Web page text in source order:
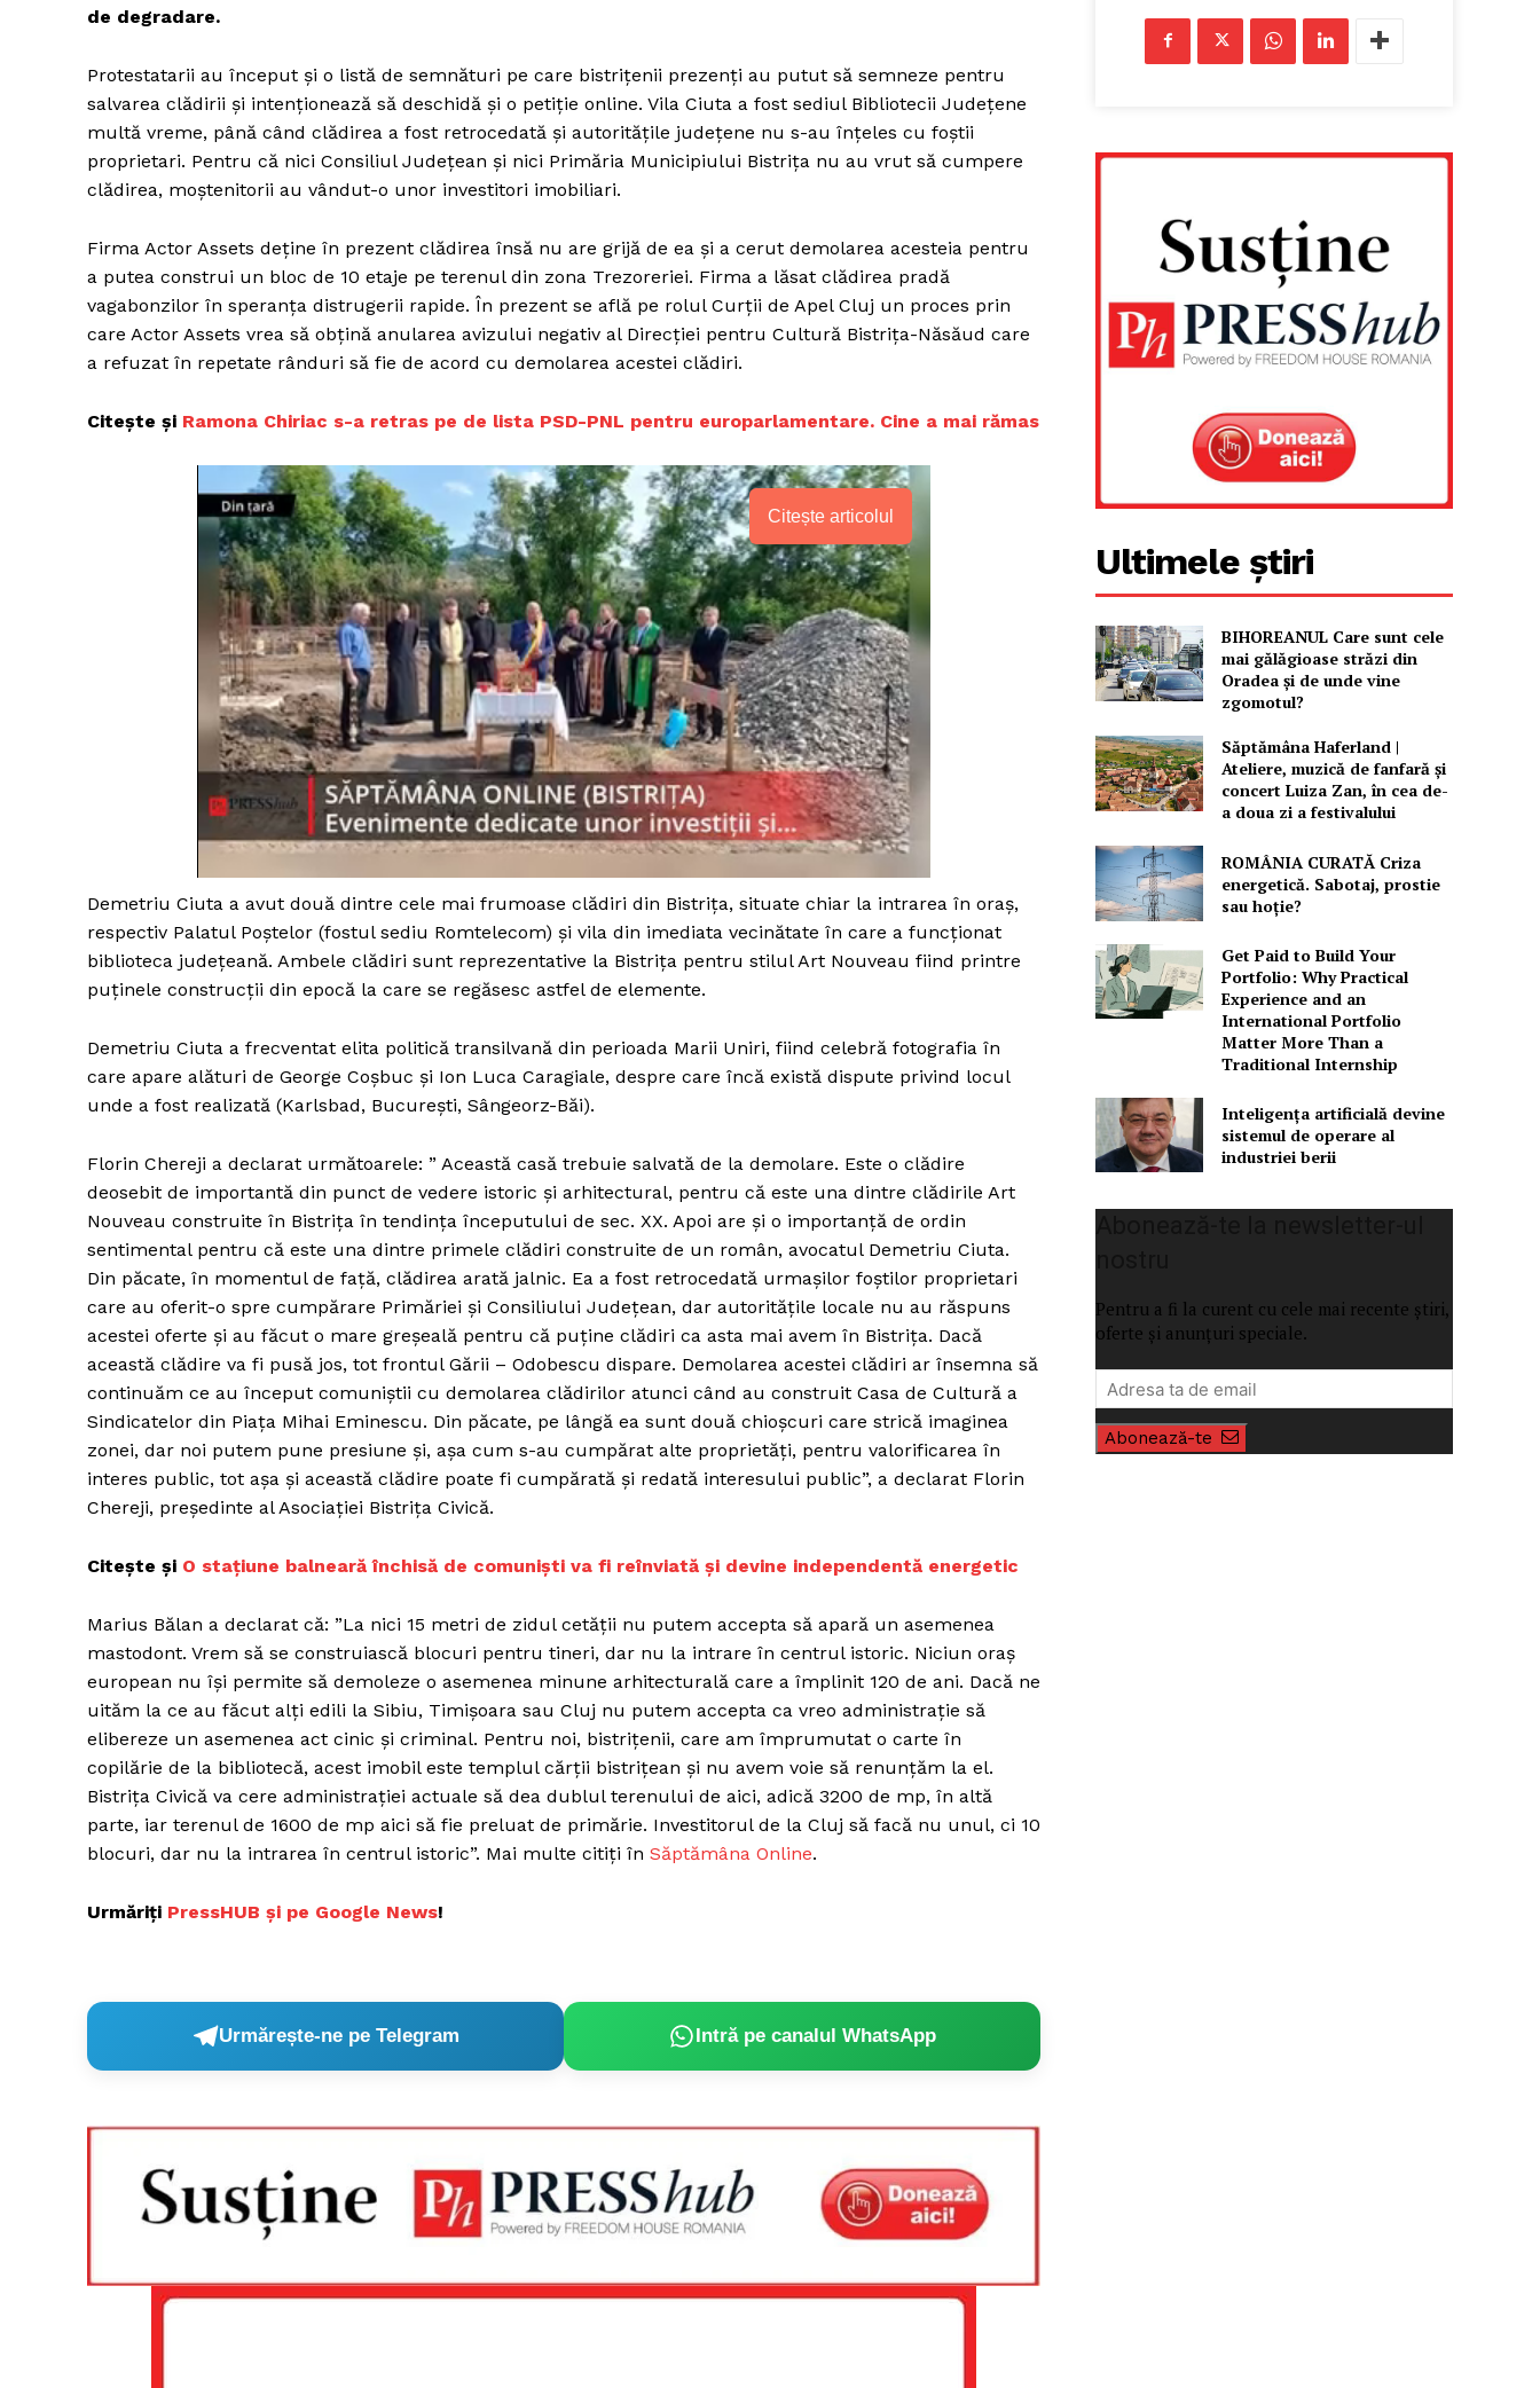
Un proiect
FREEDOM HOUSE
PRESShub
Despre noi / Echipa
Proiecte editoriale
Contact
de degradare.
Protestatarii au început și o listă de semnături pe care bistrițenii prezenți au putut să semneze pentru
salvarea clădirii și intenționează să deschidă și o petiție online. Vila Ciuta a fost sediul Bibliotecii Județene
multă vreme, până când clădirea a fost retrocedată și autoritățile județene nu s-au înțeles cu foștii
proprietari. Pentru că nici Consiliul Județean și nici Primăria Municipiului Bistrița nu au vrut să cumpere
clădirea, moștenitorii au vândut-o unor investitori imobiliari.
Firma Actor Assets deține în prezent clădirea însă nu are grijă de ea și a cerut demolarea acesteia pentru
a putea construi un bloc de 10 etaje pe terenul din zona Trezoreriei. Firma a lăsat clădirea pradă
vagabonzilor în speranța distrugerii rapide. În prezent se află pe rolul Curții de Apel Cluj un proces prin
care Actor Assets vrea să obțină anularea avizului negativ al Direcției pentru Cultură Bistrița-Năsăud care
a refuzat în repetate rânduri să fie de acord cu demolarea acestei clădiri.
Citește și Ramona Chiriac s-a retras pe de lista PSD-PNL pentru europarlamentare. Cine a mai rămas
Citește articolul
Demetriu Ciuta a avut două dintre cele mai frumoase clădiri din Bistrița, situate chiar la intrarea în oraș,
respectiv Palatul Poștelor (fostul sediu Romtelecom) și vila din imediata vecinătate în care a funcționat
biblioteca județeană. Ambele clădiri sunt reprezentative la Bistrița pentru stilul Art Nouveau fiind printre
puținele construcții din epocă la care se regăsesc astfel de elemente.
Demetriu Ciuta a frecventat elita politică transilvană din perioada Marii Uniri, fiind celebră fotografia în
care apare alături de George Coșbuc și Ion Luca Caragiale, despre care încă există dispute privind locul
unde a fost realizată (Karlsbad, București, Sângeorz-Băi).
Florin Chereji a declarat următoarele: ” Această casă trebuie salvată de la demolare. Este o clădire
deosebit de importantă din punct de vedere istoric și arhitectural, pentru că este una dintre clădirile Art
Nouveau construite în Bistrița în tendința începutului de sec. XX. Apoi are și o importanță de ordin
sentimental pentru că este una dintre primele clădiri construite de un român, avocatul Demetriu Ciuta.
Din păcate, în momentul de față, clădirea arată jalnic. Ea a fost retrocedată urmașilor foștilor proprietari
care au oferit-o spre cumpărare Primăriei și Consiliului Județean, dar autoritățile locale nu au răspuns
acestei oferte și au făcut o mare greșeală pentru că puține clădiri ca asta mai avem în Bistrița. Dacă
această clădire va fi pusă jos, tot frontul Gării – Odobescu dispare. Demolarea acestei clădiri ar însemna să
continuăm ce au început comuniștii cu demolarea clădirilor atunci când au construit Casa de Cultură a
Sindicatelor din Piața Mihai Eminescu. Din păcate, pe lângă ea sunt două chioșcuri care strică imaginea
zonei, dar noi putem pune presiune și, așa cum s-au cumpărat alte proprietăți, pentru valorificarea în
interes public, tot așa și această clădire poate fi cumpărată și redată interesului public”, a declarat Florin
Chereji, președinte al Asociației Bistrița Civică.
Citește și O stațiune balneară închisă de comuniști va fi reînviată și devine independentă energetic
Marius Bălan a declarat că: ”La nici 15 metri de zidul cetății nu putem accepta să apară un asemenea
mastodont. Vrem să se construiască blocuri pentru tineri, dar nu la intrare în centrul istoric. Niciun oraș
european nu își permite să demoleze o asemenea minune arhitecturală care a împlinit 120 de ani. Dacă ne
uităm la ce au făcut alți edili la Sibiu, Timișoara sau Cluj nu putem accepta ca vreo administrație să
elibereze un asemenea act cinic și criminal. Pentru noi, bistrițenii, care am împrumutat o carte în
copilărie de la bibliotecă, acest imobil este templul cărții bistrițean și nu avem voie să renunțăm la el.
Bistrița Civică va cere administrației actuale să dea dublul terenului de aici, adică 3200 de mp, în altă
parte, iar terenul de 1600 de mp aici să fie preluat de primărie. Investitorul de la Cluj să facă nu unul, ci 10
blocuri, dar nu la intrarea în centrul istoric”. Mai multe citiți în Săptămâna Online.
Urmăriți PressHUB și pe Google News!
Urmărește-ne pe Telegram Intră pe canalul WhatsApp
Ultimele știri
BIHOREANUL Care sunt cele
mai gălăgioase străzi din
Oradea și de unde vine
zgomotul?
Săptămâna Haferland |
Ateliere, muzică de fanfară şi
concert Luiza Zan, în cea de-
a doua zi a festivalului
ROMÂNIA CURATĂ Criza
energetică. Sabotaj, prostie
sau hoție?
Get Paid to Build Your
Portfolio: Why Practical
Experience and an
International Portfolio
Matter More Than a
Traditional Internship
Inteligența artificială devine
sistemul de operare al
industriei berii
Pentru a fi la curent cu cele mai recente știri,
oferte și anunțuri speciale.
Abonează-te